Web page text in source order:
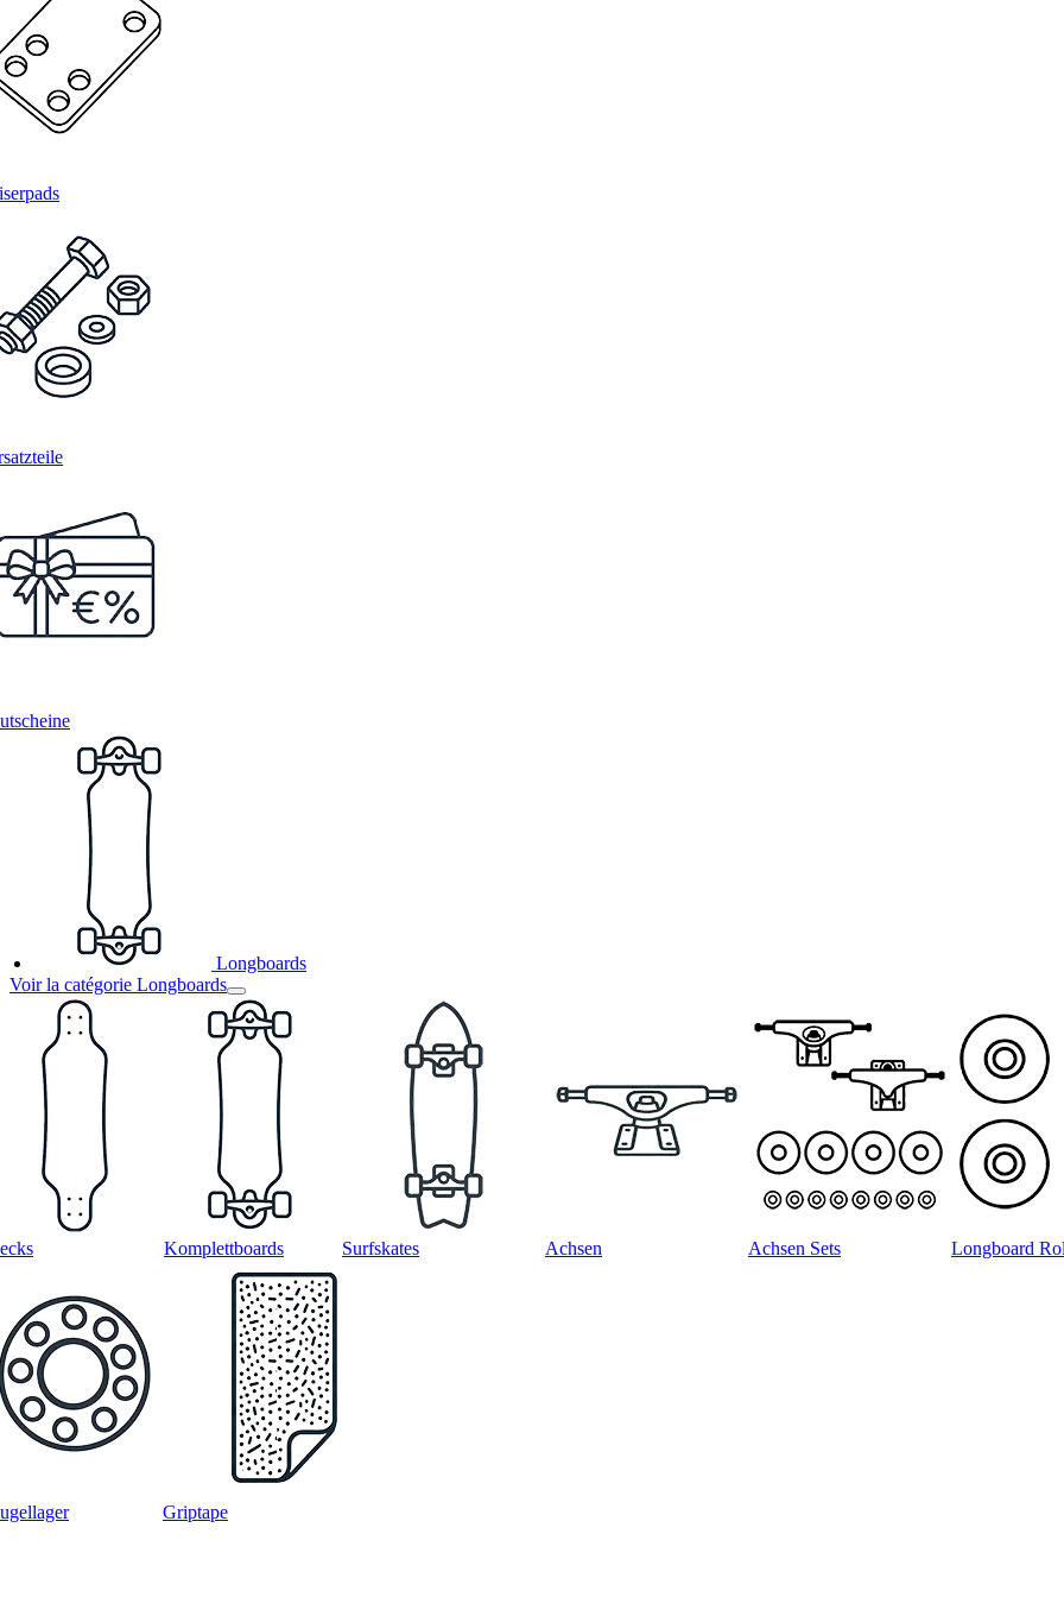
Longboards
Voir la catégorie Longboards
Komplettboards Surfskates Achsen Achsen Sets Longboard
Griptape